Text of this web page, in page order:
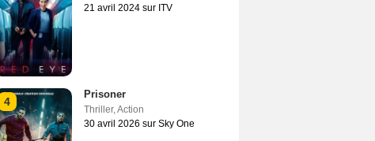
21 avril 2024 sur ITV
4
Prisoner
Thriller,Action
30 avril 2026 sur Sky One